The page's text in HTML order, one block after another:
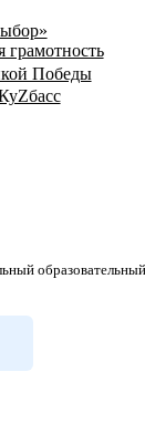
грамотность
Победы